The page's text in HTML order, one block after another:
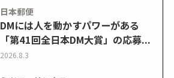
日本郵便
DMには人を動かすパワーがある
「第41回全日本DM大賞」の応募...
2026.8.3